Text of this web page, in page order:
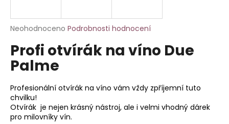
Průměrné
produktu
je
0,0
5
hvězdiček.
Neohodnoceno Podrobnosti hodnocení
Profi otvírák na víno Due
Palme
Profesionální otvírák na víno vám vždy zpříjemní tuto
chvilku!
Otvírák je nejen krásný nástroj, ale i velmi vhodný dárek
pro milovníky vín.
j
t
?